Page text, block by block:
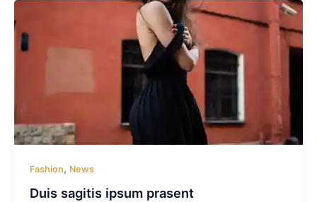
Fashion, News
Duis sagitis ipsum prasent